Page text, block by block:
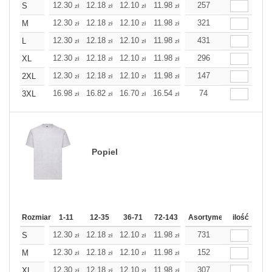
S 12.30 zł 12.18 zł 12.10 zł 11.98 zł 11.86zł
257
M
12.30 zł 12.18 zł 12.10 zł 11.98 zł 11.86
321
L
12.30 zł 12.18 zł 12.10 zł 11.98 zł 11.86
431
XL
12.30 zł 12.18 zł 12.10 zł 11.98 zł 11.86zł
296
2XL
12.30 zł 12.18 zł 12.10 zł 11.98 zł 11.86zł
147
3XL
16.98 zł 16.82 zł 16.70 zł 16.54 zł 16.38
74
Popiel
Rozmiar 1-11 12-35 36-71 72-143 144-287 288 Dodaj
Asortyment ilość
S 12.30 zł 12.18 zł 12.10 zł 11.98 zł 11.86
731
M
12.30 zł 12.18 zł 12.10 zł 11.98 zł 11.86zł
152
12.30 zł 12.18 zł 12.10 zł 11.98 zł 11.86zł
307